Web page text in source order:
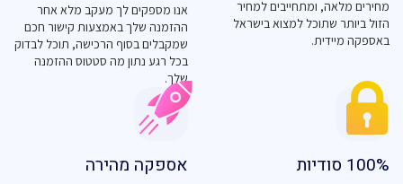
מחירים מלאה, ומתחייבים למחיר
הזול ביותר שתוכל למצוא בישראל
באספקה מיידית.
אנו מספקים לך מעקב מלא אחר
ההזמנה שלך באמצעות קישור חכם
שמקבלים בסוף הרכישה, תוכל לבדוק
בכל רגע נתון מה סטטוס ההזמנה
שלך.
100% סודיות אספקה מהירה